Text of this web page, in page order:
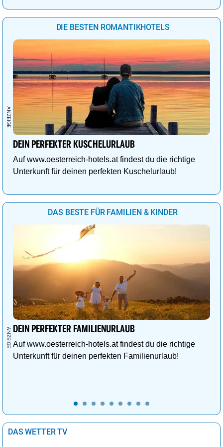
DIE BESTEN ROMANTIKHOTELS
DEIN PERFEKTER KUSCHELURLAUB
Auf www.oesterreich-hotels.at findest du die richtige
Unterkunft für deinen perfekten Kuschelurlaub!
DAS BESTE FÜR FAMILIEN & KINDER
DEIN PERFEKTER FAMILIENURLAUB
Auf www.oesterreich-hotels.at findest du die richtige
Unterkunft für deinen perfekten Familienurlaub!
DAS WETTER TV